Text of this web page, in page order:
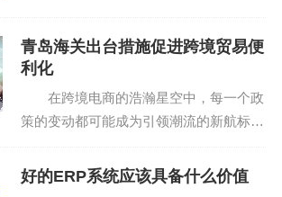
权风险？
风险，跨境卖家需从以下几个方面着
商品不涉及专利或商标风险。在供货环
的两倍多；APP用户量达2.55亿，超过...
青岛海关出台措施促进跨境贸易便
利化
在跨境电商的浩瀚星空中，每一个政
策的变动都可能成为引领潮流的新航标。
进跨境贸易便利化 “政策工具箱”（202
好的ERP系统应该具备什么价值